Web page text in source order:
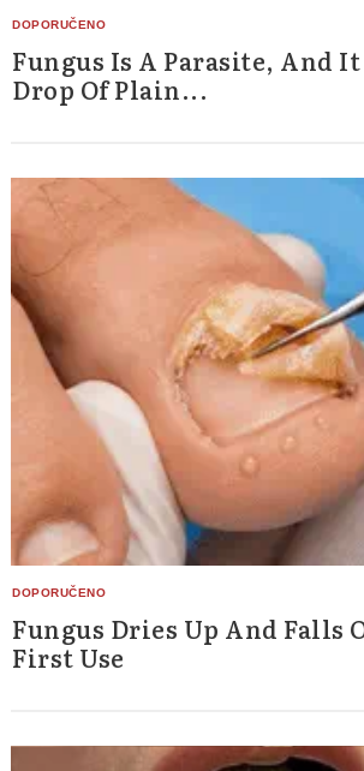
Fungus Is A Parasite, And
Drop Of Plain...
Fungus Dries Up And Falls
First Use
Search